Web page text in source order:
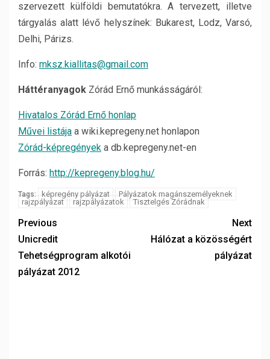
szervezett külföldi bemutatókra. A tervezett, illetve
tárgyalás alatt lévő helyszínek: Bukarest, Lodz, Varsó,
Delhi, Párizs.
Info: mksz.kiallitas@gmail.com
Háttéranyagok Zórád Ernő munkásságáról:
Hivatalos Zórád Ernő honlap
Művei listája a wiki.kepregeny.net honlapon
Zórád-képregények a db.kepregeny.net-en
Forrás: http://kepregeny.blog.hu/
Tags: képregény pályázat
Pályázatok magánszemélyeknek
rajzpályázat
rajzpályázatok Tisztelgés Zórádnak
Previous
Unicredit
Tehetségprogram alkotói
pályázat 2012
Next
Hálózat a közösségért
pályázat